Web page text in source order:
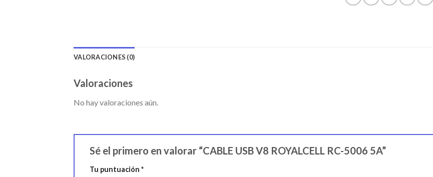
VALORACIONES (0)
Valoraciones
No hay valoraciones aún.
Sé el primero en valorar “CABLE USB V8 ROYALCELL RC-5006 5A”
Tu puntuación *